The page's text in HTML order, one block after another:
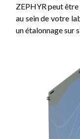
ZEPHYR peut être
au sein de votre
un étalonnage sur